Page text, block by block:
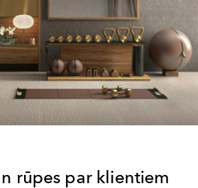
rūpes par klientiem